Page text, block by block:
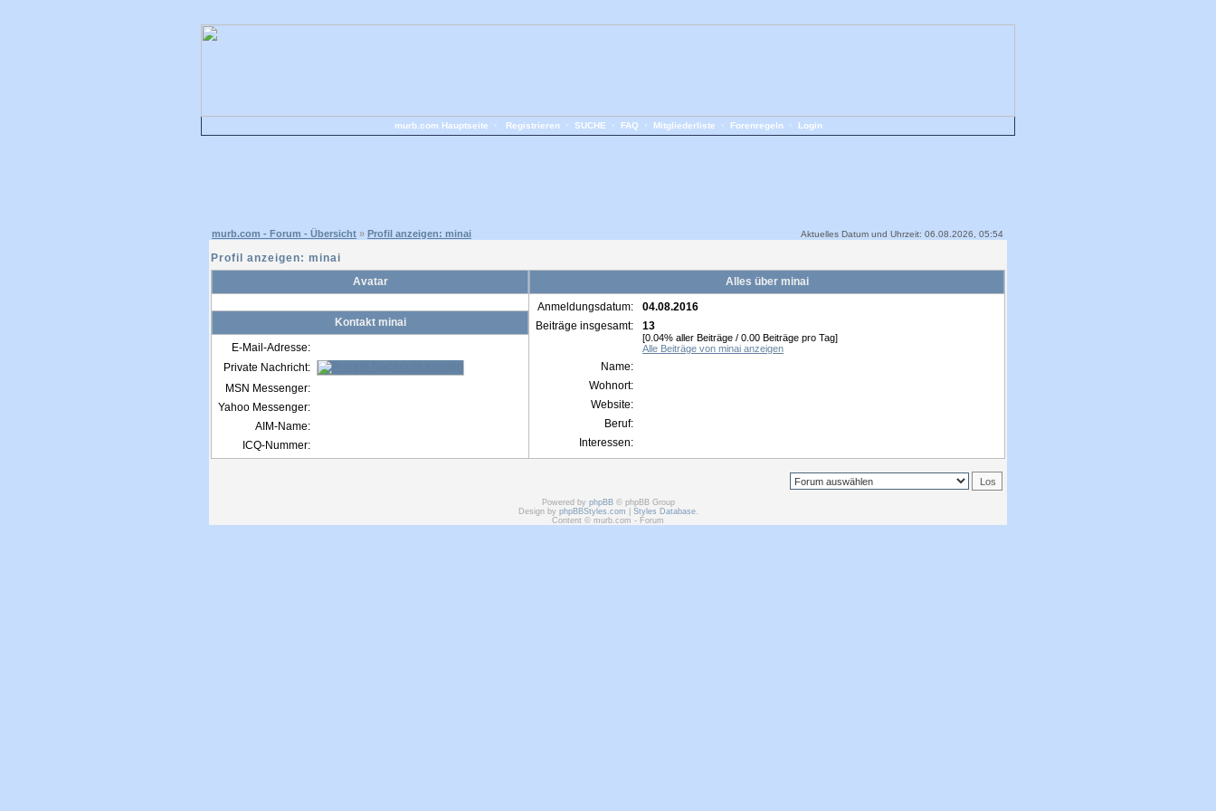
murb.com Hauptseite Registrieren• SUCHE FAQ Mitgliederliste Forenregeln• Login
murb.com - Forum - Übersicht » Profil anzeigen: minai Aktuelles Datum und Uhrzeit: 06.08.2026, 05:54
Profil anzeigen: minai
Avatar
Alles über minai
Anmeldungsdatum:
04.08.2016
Beiträge insgesamt:
13
[0.04% aller Beiträge / 0.00 Beiträge pro Tag]
Alle Beiträge von minai anzeigen
Name:
Wohnort:
Website:
Beruf:
Interessen:
Kontakt minai
E-Mail-Adresse:
Private Nachricht:
MSN Messenger:
Yahoo Messenger:
AIM-Name:
ICQ-Nummer:
Powered by phpBB© phpBB Group
Design by phpBBStyles.com Styles Database.
Content © murb.com - Forum